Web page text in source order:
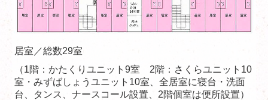
居室／総数29室
（1階：かたくりユニット9室 2階：さくらユニット10
室・みずばしょうユニット10室、全居室に寝台・洗面
台、タンス、ナースコール設置、2階個室は便所設置）